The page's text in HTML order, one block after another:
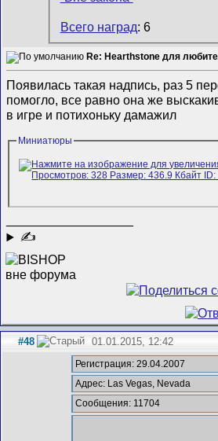
Всего наград: 6
Re: Hearthstone для
Появилась такая надпись, раз 5
помогло, все равно она же
в игре и потихоньку дамажил
Миниатюры
✍
#48 01.01.2015, 12:42
Регистрация: 29.04.2007
Адрес: Las Vegas, Nevada
Сообщения: 11704